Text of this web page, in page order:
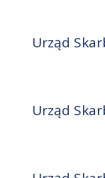
Urząd
Urząd